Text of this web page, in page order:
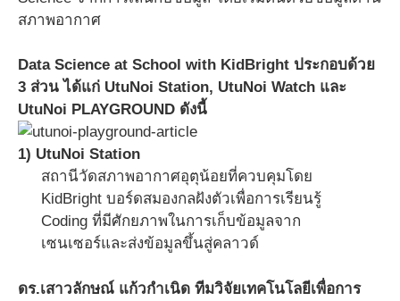
สภาพอากาศ
Data Science at School with KidBright ประกอบด้วย
3 ส่วน ได้แก่ UtuNoi Station, UtuNoi Watch และ
UtuNoi PLAYGROUND ดังนี้
1) UtuNoi Station
สถานีวัดสภาพอากาศอุตุน้อยที่ควบคุมโดย
KidBright บอร์ดสมองกลฝังตัวเพื่อการเรียนรู้
Coding ที่มีศักยภาพในการเก็บข้อมูลจาก
เซนเซอร์และส่งข้อมูลขึ้นสู่คลาวด์
ดร.เสาวลักษณ์ แก้วกำเนิด ทีมวิจัยเทคโนโลยีเพื่อการ